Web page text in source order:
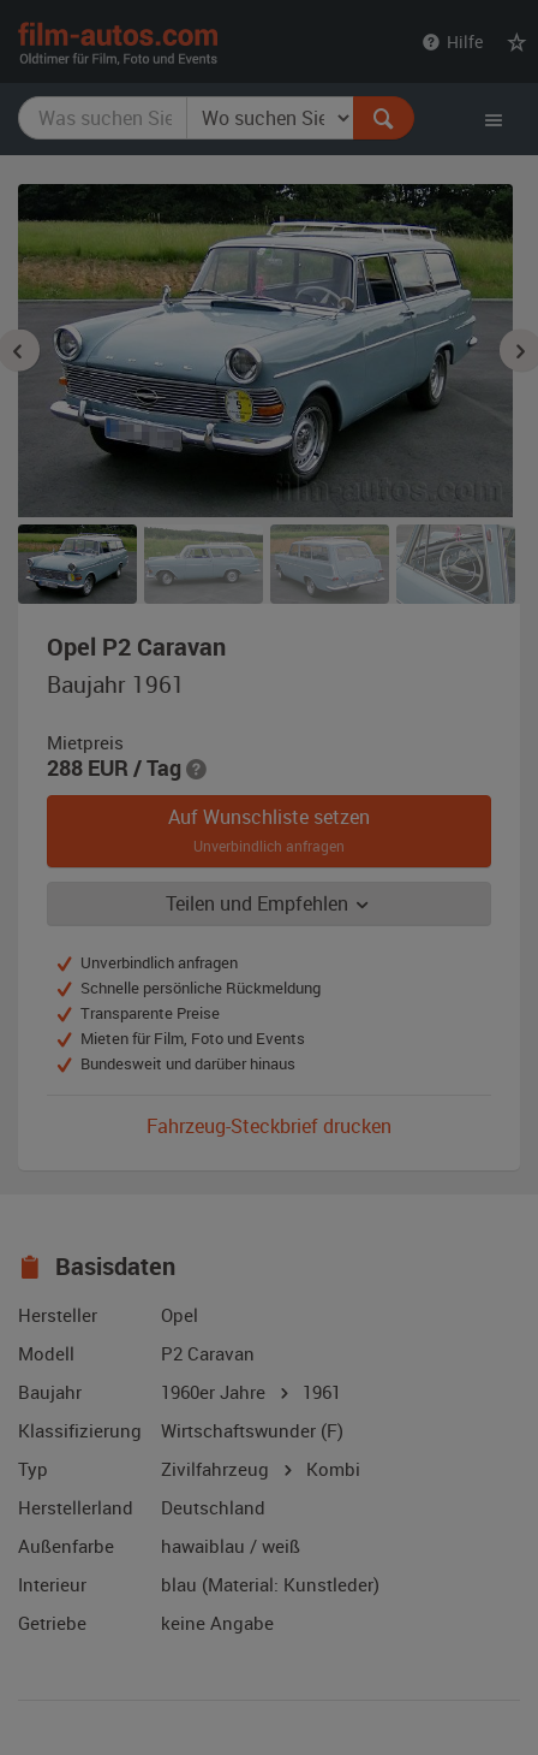
Hilfe
Opel P2 Caravan,
weiß
Baujahr 1961
Mietpreis
288 EUR / Tag
Auf Wunschliste setzen
Unverbindlich anfragen
Teilen und Empfehlen
Unverbindlich anfragen
Schnelle persönliche Rückmeldung
Transparente Preise
Mieten für Film, Foto und Events
Bundesweit und darüber hinaus
Fahrzeug-Steckbrief drucken
Basisdaten
Hersteller
Opel
Modell
P2 Caravan
Baujahr
1960er Jahre
1961
Klassifizierung
Wirtschaftswunder (F)
Typ
Zivilfahrzeug
Kombi
Herstellerland
Deutschland
Außenfarbe
hawaiblau / weiß
Interieur
blau (Material: Kunstleder)
Getriebe
keine Angabe